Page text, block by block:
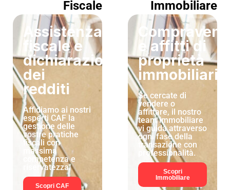
Fiscale
Assistenza
fiscale e
dichiarazioni
dei
redditi
Affidiamo ai nostri
esperti CAF la
gestione delle
vostre pratiche
fiscali con
massima
competenza e
riservatezza.
Scopri CAF
Immobiliare
e affitti di
proprietà
immobiliari
Se cercate di
vendere o
affittare, il nostro
team immobiliare
vi guida attraverso
ogni fase della
transazione con
professionalità.
Scopri
Immobiliare